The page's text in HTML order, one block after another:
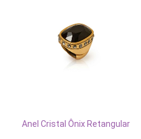
ESGOTADO
Anel Cristal Ônix Retangular